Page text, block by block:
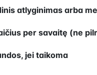
atlyginimas arba
per savaitę (ne
jei taikoma